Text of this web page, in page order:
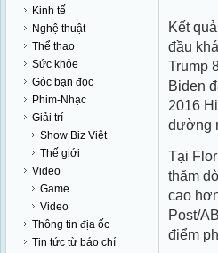
Kinh tế
Nghệ thuật
Thể thao
Sức khỏe
Góc bạn đọc
Phim-Nhạc
Giải trí
Show Biz Việt
Thế giới
Video
Game
Video
Thông tin địa ốc
Tin tức từ báo chí
Kết
đầu
Trump
Biden
2016
dường
Tại
thăm
cao
Post/
điểm